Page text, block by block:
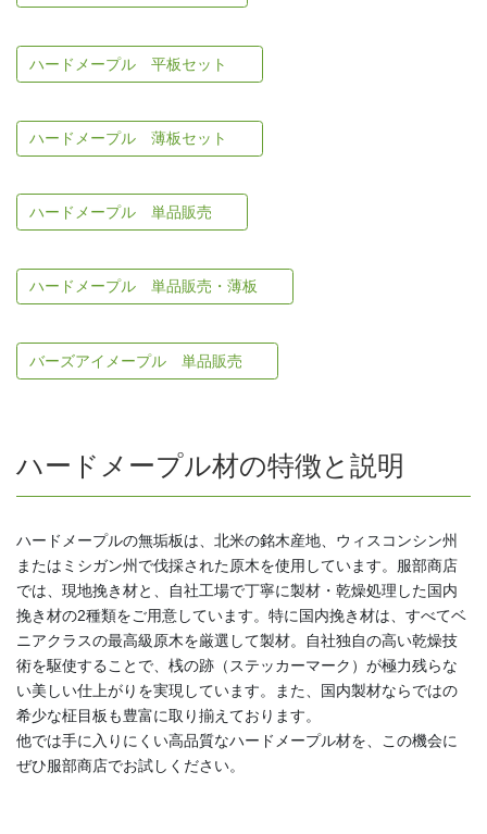
ハードメープル 平板セット
ハードメープル 薄板セット
ハードメープル 単品販売
ハードメープル 単品販売・薄板
バーズアイメープル 単品販売
ハードメープル材の特徴と説明
ハードメープルの無垢板は、北米の銘木産地、ウィスコンシン州
またはミシガン州で伐採された原木を使用しています。服部商店
では、現地挽き材と、自社工場で丁寧に製材・乾燥処理した国内
挽き材の2種類をご用意しています。特に国内挽き材は、すべてベ
ニアクラスの最高級原木を厳選して製材。自社独自の高い乾燥技
術を駆使することで、桟の跡（ステッカーマーク）が極力残らな
い美しい仕上がりを実現しています。また、国内製材ならではの
希少な柾目板も豊富に取り揃えております。
他では手に入りにくい高品質なハードメープル材を、この機会に
ぜひ服部商店でお試しください。